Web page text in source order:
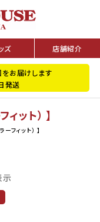
ズ 店舗紹介
お届けします
発送
ット） 】
フィット） 】
示